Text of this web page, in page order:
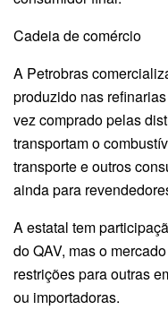
Cadeia de comércio
A Petrobras
produzido nas
vez comprado pelas
transportam o
transporte e outros
ainda para
A estatal tem
do QAV, mas o
restrições para outras
ou importadoras.